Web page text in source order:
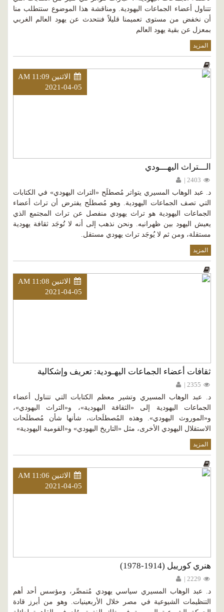
تتناول أعضاء الجماعات اليهودية. ومناقشة هذا الموضوع ستتطلب منا
أن نخفض من مستوى تعميمنا قليلاً فنتحدث عن يهود العالم الغربي
بمعزل عن بقية يهود العالم
المزيد
الاثنين AM 11:09
2021-04-05
الـــتراث اليهـــودي
د. عبد الوهاب المسيري يتواتر مُصطلَح «التراث اليهودي» في الكتابات
التي تصف الجماعات اليهودية. وهو مُصطلَح يفترض أن تراث أعضاء
الجماعات اليهودية هو تراث يهودي منفصل عن تراث المجتمع الذي
يعيش اليهود بين ظهرانيه. ونحن نذهب إلى أنه لا تُوجَد ثقافة يهودية
مستقلة، ومن ثم لا يُوجَد تراث يهودي مستقل.
المزيد
الاثنين AM 11:08
2021-04-05
ثقافات أعضاء الجماعات اليهـودية: تعريف وإشكالية
د. عبد الوهاب المسيري وتشير معظم الكتابات التي تتناول أعضاء
الجماعات اليهودية إلى «الثقافة اليهودية»، و«التراث اليهودي»،
و«الموروث اليهودي». وهذه المُصطلَحات، شأنها شأن مُصطلَحات
الاستقلال اليهودي الأخرى، مثل «التاريخ اليهودي» و«القومية اليهودية»
المزيد
الاثنين AM 11:06
2021-04-05
هنري كورييل (1914-1978)
د. عبد الوهاب المسيري سياسي يهودي مُتمصِّر، ومؤسس أحد أهم
التنظيمات الشيوعية في مصر خلال الأربعينيات. وهو من أبرز قادة